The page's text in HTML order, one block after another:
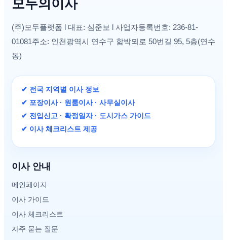
모두의이사
(주)모두플랫폼 l 대표: 심준보 l 사업자등록번호: 236-81-
01081주소: 인천광역시 연수구 함박뫼로 50번길 95, 5층(연수
동)
✔ 전국 지역별 이사 정보
✔ 포장이사 · 원룸이사 · 사무실이사
✔ 전입신고 · 확정일자 · 도시가스 가이드
✔ 이사 체크리스트 제공
이사 안내
메인페이지
이사 가이드
이사 체크리스트
자주 묻는 질문